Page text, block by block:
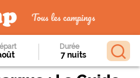
Tous les campings
Durée